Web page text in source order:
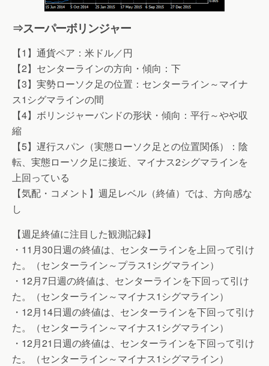
⇒スーパーボリンジャー
【1】通貨ペア：米ドル／円
【2】センターラインの方向・傾向：下
【3】実勢ローソク足の位置：センターライン～マイナ
ス1シグマラインの間
【4】ボリンジャーバンドの形状・傾向：平行～やや収
縮
【5】遅行スパン（実態ローソク足との位置関係）：陰
転、実態ローソク足に接近、マイナス2シグマラインを
上回っている
【気配・コメント】週足レベル（終値）では、方向感な
し
【週足終値に注目した観測記録】
・11月30日週の終値は、センターラインを上回って引け
た。（センターライン～プラス1シグマライン）
・12月7日週の終値は、センターラインを下回って引け
た。（センターライン～マイナス1シグマライン）
・12月14日週の終値は、センターラインを下回って引け
た。（センターライン～マイナス1シグマライン）
・12月21日週の終値は、センターラインを下回って引け
た。（センターライン～マイナス1シグマライン）